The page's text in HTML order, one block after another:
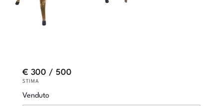
€ 300 / 500
STIMA
Venduto